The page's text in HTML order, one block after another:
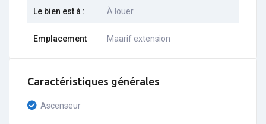
Le bien est à : À louer
Emplacement Maarif extension
Caractéristiques générales
Ascenseur